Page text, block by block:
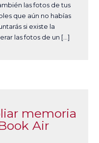
las fotos de tus
que aún no habías
si existe la
las fotos de un […]
memoria
Air